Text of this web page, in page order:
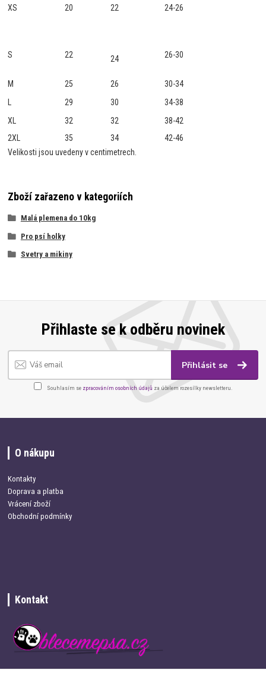
XS 20 22 24-26
S 22 24 26-30
M 25 26
30-34
L
29 30
34-38
XL
32 32
38-42
2XL
35 34
42-46
Velikosti jsou uvedeny v centimetrech.
Zboží zařazeno v kategoriích
Malá plemena do 10kg
Pro psí holky
Svetry a mikiny
Přihlaste se k odběru novinek
Přihlásit se
Souhlasím se zpracováním osobních údajů za účelem rozesílky newsletteru.
O nákupu
Kontakty
Doprava a platba
Vrácení zboží
Obchodní podmínky
Kontakt